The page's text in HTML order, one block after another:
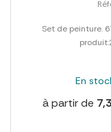
Set de peinture.
En
à partir de